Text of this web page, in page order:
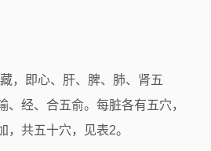
，即心、肝、脾、肺、肾五
、经、合五俞。每脏各有五穴，
，共五十穴，见表2。